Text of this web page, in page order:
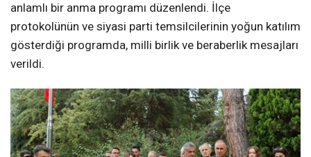
anlamlı bir anma programı düzenlendi. İlçe
protokolünün ve siyasi parti temsilcilerinin yoğun katılım
gösterdiği programda, milli birlik ve beraberlik mesajları
verildi.